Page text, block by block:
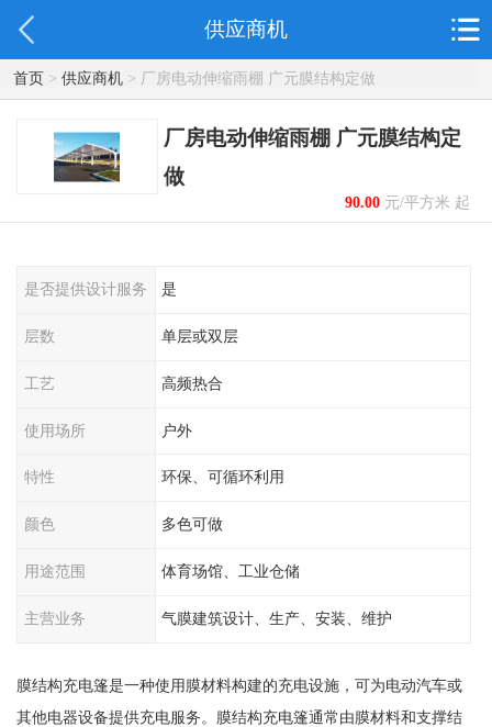
供应商机
首页> 供应商机> 厂房电动伸缩雨棚 广元膜结构定做
厂房电动伸缩雨棚 广元膜结构定
做
90.00元/平方米 起
是否提供设计服务 是
层数 单层或双层
工艺 高频热合
使用场所 户外
特性 环保、可循环利用
颜色 多色可做
用途范围 体育场馆、工业仓储
主营业务 气膜建筑设计、生产、安装、维护
膜结构充电篷是一种使用膜材料构建的充电设施，可为电动汽车或
其他电器设备提供充电服务。膜结构充电篷通常由膜材料和支撑结